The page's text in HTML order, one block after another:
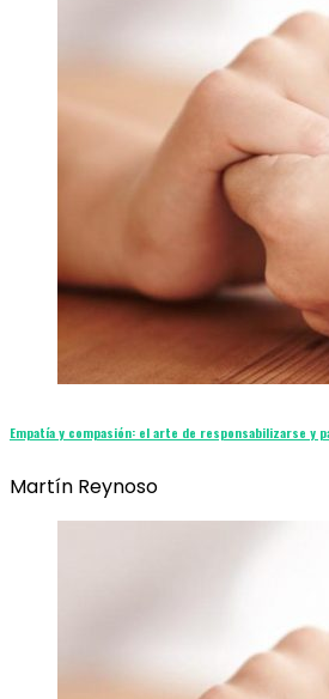
Empatía y compasión: el arte de responsabilizarse y
Martín Reynoso